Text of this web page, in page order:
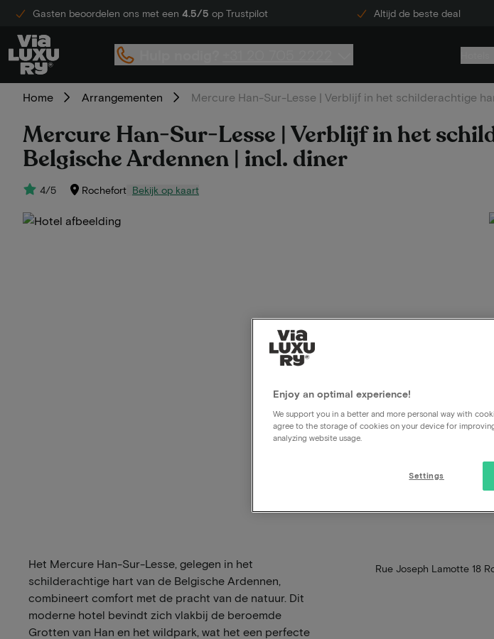
Gasten beoordelen ons met een 4.5/5 op Trustpilot Altijd de beste deal
Home Arrangementen Mercure Han-Sur-Lesse | Verblijf in het schilderachtige
Mercure Han-Sur-Lesse | Verblijf in het
Belgische Ardennen | incl. diner
4/5 Rochefort Bekijk op kaart
Het Mercure Han-Sur-Lesse, gelegen in het
schilderachtige hart van de Belgische Ardennen,
combineert comfort met de pracht van de natuur. Dit
moderne hotel bevindt zich vlakbij de beroemde
Grotten van Han en het wildpark, wat het een perfecte
Rue Joseph Lamotte 18
Enjoy an optimal experience!
We support you in a better and more personal way with
agree to the storage of cookies on your device for
analyzing website usage.
Settings